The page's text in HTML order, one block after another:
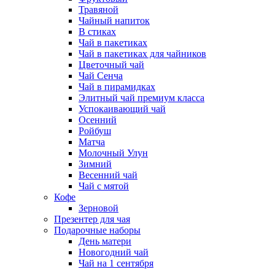
Травяной
Чайный напиток
В стиках
Чай в пакетиках
Чай в пакетиках для чайников
Цветочный чай
Чай Сенча
Чай в пирамидках
Элитный чай премиум класса
Успокаивающий чай
Осенний
Ройбуш
Матча
Молочный Улун
Зимний
Весенний чай
Чай с мятой
Кофе
Зерновой
Презентер для чая
Подарочные наборы
День матери
Новогодний чай
Чай на 1 сентября